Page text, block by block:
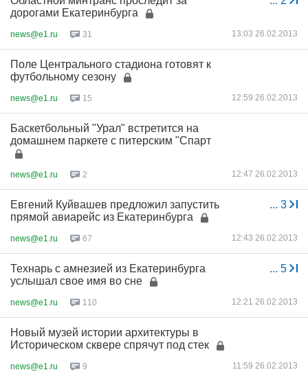
дорогами Екатеринбурга
news@e1.ru 31 13:03 26.02.2013
Поле Центрального стадиона готовят к
футбольному сезону
news@e1.ru 15 12:59 26.02.2013
Баскетбольный "Урал" встретится на
домашнем паркете с питерским "Спарт
news@e1.ru 2 12:47 26.02.2013
... 3
Евгений Куйвашев предложил запустить
прямой авиарейс из Екатеринбурга
news@e1.ru 67 12:43 26.02.2013
... 5
Технарь с амнезией из Екатеринбурга
услышал свое имя во сне
news@e1.ru 110 12:21 26.02.2013
Новый музей истории архитектуры в
Историческом сквере спрячут под стек
news@e1.ru 9 11:59 26.02.2013